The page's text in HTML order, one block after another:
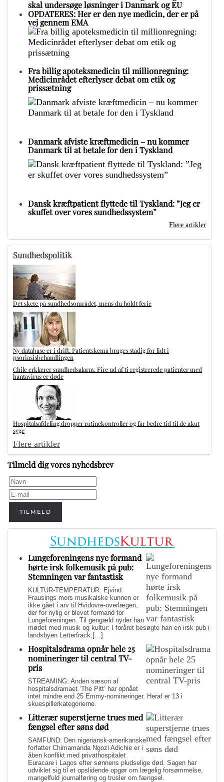
skal undersøge løsninger i Danmark og EU
OPDATERES: Her er den nye medicin, der er på
vej gennem EMA
Fra billig apoteksmedicin til millionregning:
Medicinrådet efterlyser debat om etik og
prissætning
Danmark afviste kræftmedicin – nu kommer
Danmark til at betale for den i Tyskland
Dansk kræftpatient flyttede til Tyskland: ”Jeg er
skuffet over vores sundhedssystem”
Flere artikler
Sundhedspolitik
Det skete på sundhedsområdet, mens du holdt ferie
Ny database er i drift: Patientskema bruges stadig for lidt i
psoriasisbehandlingen
Chile erklærer sundhedsalarm: Fire ud af ti registrerede patienter med
hantavirus er døde
Hospitalsafdeling dropper rutinekontroller og får bedre tid til de akut
syge
Flere artikler
Tilmeld dig vores nyhedsbrev
TILMELD
Lungeforeningens nye formand
hørte irsk folkemusik på pub:
Stemningen var fantastisk
KULTUR-TEMPERATUR: Ejvind
Frausings mors musikalske kunnen er
ikke gået i arv til Hvidovre-overlægen,
der for nylig er blevet formand for
Lungeforeningen. Til gengæld nyder han
mødet med musik og kultur: I foråret besøgte han en irsk pub i
landsbyen Letterfrack,[…]
Hospitalsdrama opnår hele 25
nomineringer til central TV-
pris
STREAMING: Anden sæson af
hospitalsdramaet ‘The Pitt’ har opnået
intet mindre end 25 Emmy-nomineringer. Heraf er 13 i
skuespillerkategorierne.
Litterær superstjerne trues med
fængsel efter søns død
SAMFUND: Den nigeriansk-amerikanske
forfatter Chimamanda Ngozi Adichie er i
åben konflikt med privathospitalet
Euracare i Lagos efter sønnens pludselige død. Sagen har
udviklet sig til et opslidende opgør om lægelig forsømmelse,
mangelfuld journalføring og trusler om fængsel.